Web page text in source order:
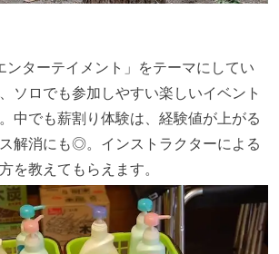
ンターテイメント」をテーマにしてい
ソロでも参加しやすい楽しいイベント
中でも薪割り体験は、経験値が上がる
解消にも◎。インストラクターによる
を教えてもらえます。